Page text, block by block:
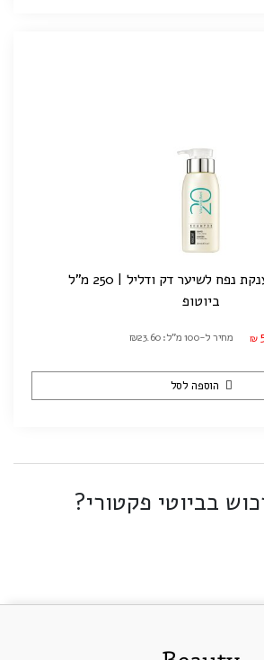
ביוטופ
₪ מחיר ל-100 מ"ל: ₪23.60
הוספה לסל
בביוטי פקטורי?